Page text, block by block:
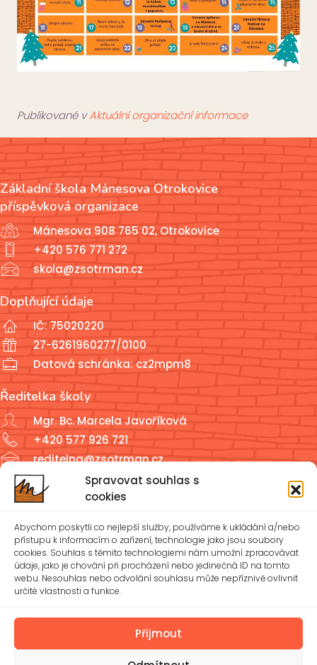
Spravovat souhlas s
cookies
Abychom poskytli co nejlepší služby, používáme k ukládání a/nebo
přístupu k informacím o zařízení, technologie jako jsou soubory
cookies. Souhlas s těmito technologiemi nám umožní zpracovávat
údaje, jako je chování při procházení nebo jedinečná ID na tomto
webu. Nesouhlas nebo odvolání souhlasu může nepříznivě ovlivnit
určité vlastnosti a funkce.
Přijmout
Publikované vAktuální organizační informace
Základní škola Mánesova Otrokovice
příspěvková organizace
Mánesova 908 765 02, Otrokovice
+420 576 771 272
skola@zsotrman.cz
Doplňující údaje
IČ: 75020220
27-6261960277/0100
Datová schránka: cz2mpm8
Ředitelka školy
Mgr. Bc. Marcela Javoříková
+420 577 926 721
reditelna@zsotrman.cz
Školní jídelna a školní družina
ŠD: +420 577 926 720
reditelna@zsotrman.cz
Zásady cookies (EU)
Ochrana osobních údajů – GDPR